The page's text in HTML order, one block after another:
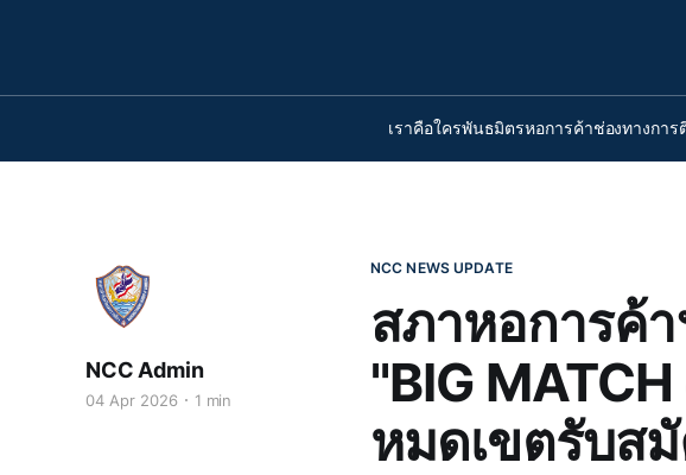
เราคือใครพันธมิตรหอการค้าช่องทางการ
NCC NEWS UPDATE
สภาหอการค้
"BIG
หมดเขตรับส
NCC Admin
04 Apr 2026 1 min